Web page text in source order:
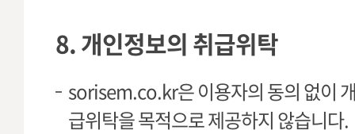
8. 개인정보의 취급위탁
sorisem.co.kr은 이용자의 동의 없이
급위탁을 목적으로 제공하지 않습니다.